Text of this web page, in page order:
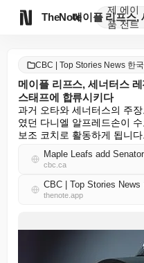
TheNote
제
품
에이
전트
CBC | Top Stories News 한
메이플 리프스, 세너터스
스태프에 합류시키다
과거 오타와 세너터스의 주
였던 다니엘 알프레드손이
보조 코치로 활동하게 됩니다.
cbc.ca
CBC | Top Stories News
thenote.app